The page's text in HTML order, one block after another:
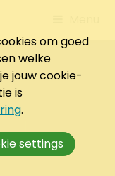
to
om goed
welke
jouw cookie-
is
.
settings